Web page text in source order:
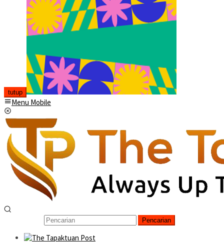
tutup
Menu Mobile
Pencarian